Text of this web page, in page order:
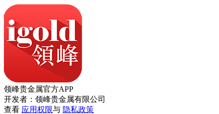
领峰贵金属官方APP
开发者：领峰贵金属有限公司
查看 应用权限与 隐私政策